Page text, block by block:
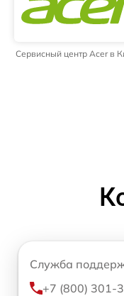
Сервисный центр Acer в
Служба
+7 (800) 301-